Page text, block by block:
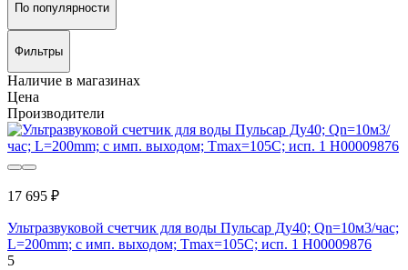
По популярности
Фильтры
Наличие в магазинах
Цена
Производители
17 695 ₽
Ультразвуковой счетчик для воды Пульсар Ду40; Qn=10м3/чac;
L=200mm; с имп. выходом; Тmax=105С; исп. 1 Н00009876
5